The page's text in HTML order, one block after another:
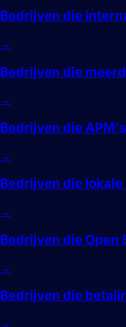
Bedrijven die
→
Bedrijven die
→
Bedrijven die
→
Bedrijven die
→
Bedrijven die Open
→
Bedrijven die
→